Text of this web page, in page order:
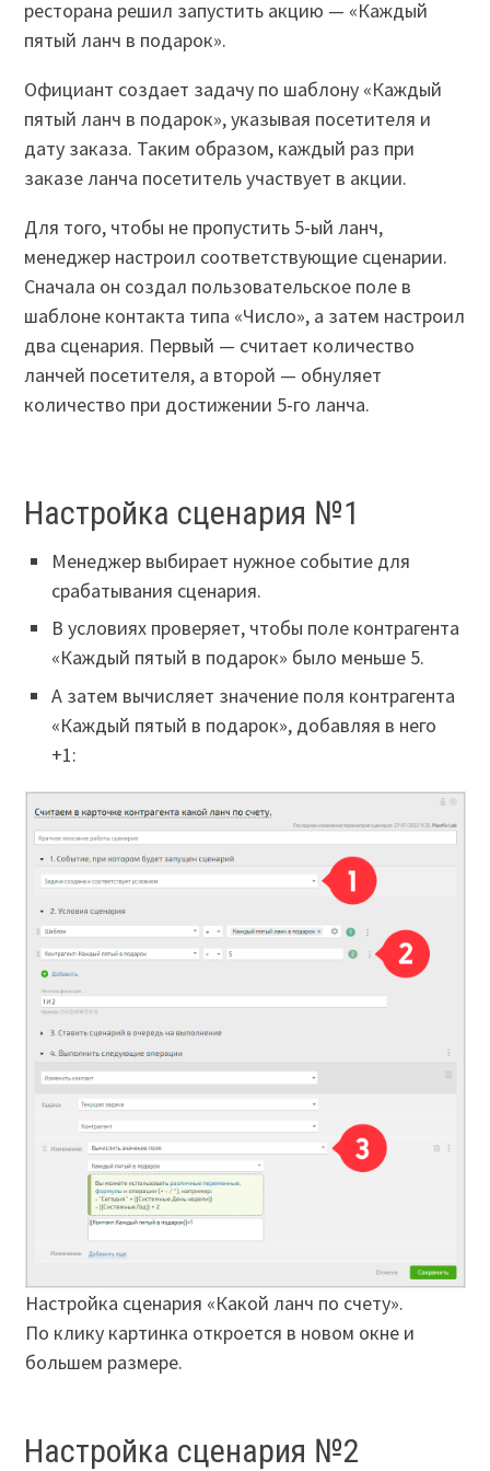
ресторана решил запустить акцию — «Каждый
пятый ланч в подарок».
Официант создает задачу по шаблону «Каждый
пятый ланч в подарок», указывая посетителя и
дату заказа. Таким образом, каждый раз при
заказе ланча посетитель участвует в акции.
Для того, чтобы не пропустить 5-ый ланч,
менеджер настроил соответствующие сценарии.
Сначала он создал пользовательское поле в
шаблоне контакта типа «Число», а затем настроил
два сценария. Первый — считает количество
ланчей посетителя, а второй — обнуляет
количество при достижении 5-го ланча.
Настройка сценария №1
Менеджер выбирает нужное событие для
срабатывания сценария.
В условиях проверяет, чтобы поле контрагента
«Каждый пятый в подарок» было меньше 5.
А затем вычисляет значение поля контрагента
«Каждый пятый в подарок», добавляя в него
+1:
Настройка сценария «Какой ланч по счету».
По клику картинка откроется в новом окне и
большем размере.
Настройка сценария №2